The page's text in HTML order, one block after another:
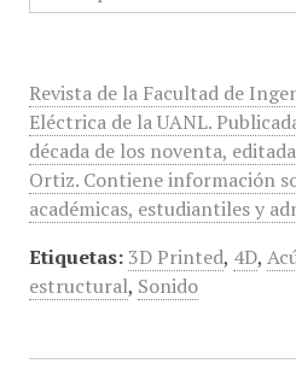
Revista de la Facultad de
Eléctrica de la UANL.
década de los noventa,
Ortiz. Contiene información
académicas, estudiantiles y
Etiquetas: 3D Printed, 4D,
estructural, Sonido